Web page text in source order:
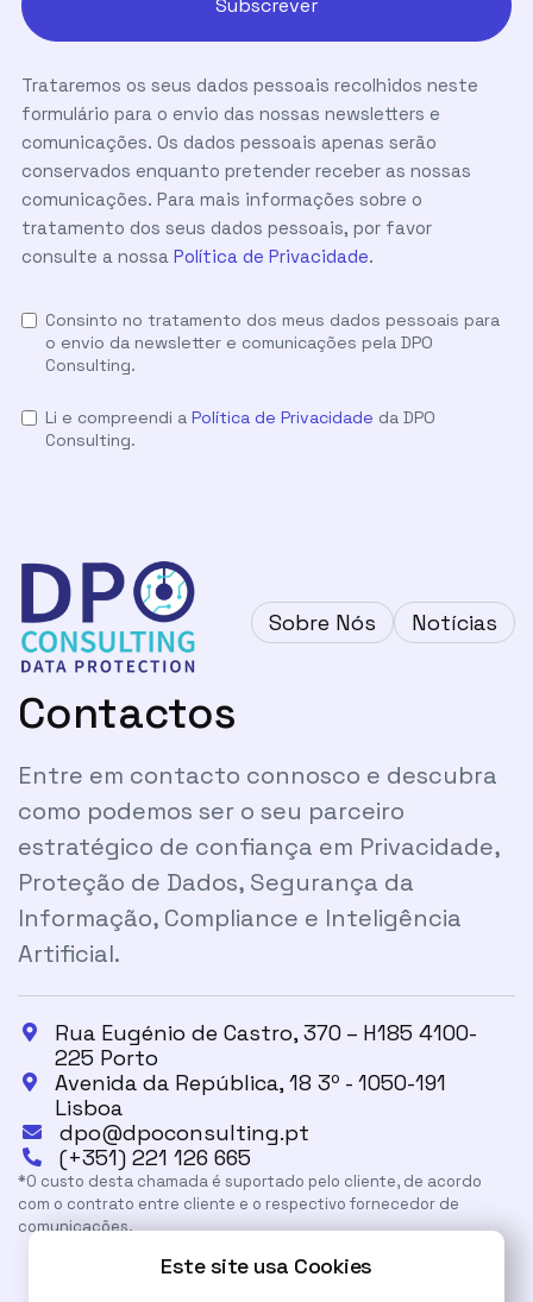
Trataremos os seus dados pessoais recolhidos neste
formulário para o envio das nossas newsletters e
comunicações. Os dados pessoais apenas serão
conservados enquanto pretender receber as nossas
comunicações. Para mais informações sobre o
tratamento dos seus dados pessoais, por favor
consulte a nossa Política de Privacidade.
Consinto no tratamento dos meus dados pessoais para
o envio da newsletter e comunicações pela DPO
Consulting.
Li e compreendi a Política de Privacidade da DPO
Consulting.
Sobre Nós Notícias
Contactos
Entre em contacto connosco e descubra
como podemos ser o seu parceiro
estratégico de confiança em Privacidade,
Proteção de Dados, Segurança da
Informação, Compliance e Inteligência
Artificial.

Rua Eugénio de Castro, 370 – H185 4100-
225 Porto

Avenida da República, 18 3º - 1050-191
Lisboa
 dpo@dpoconsulting.pt
 (+351) 221 126 665
*O custo desta chamada é suportado pelo cliente, de acordo
com o contrato entre cliente e o respectivo fornecedor de
comunicações.
Este site usa Cookies